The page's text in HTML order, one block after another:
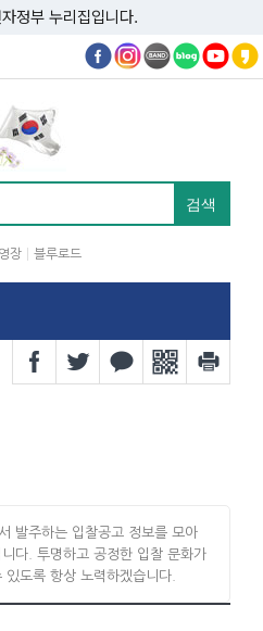
정부 누리집입니다.
장 블루로드
발주하는 입찰공고 정보를 모아
다. 투명하고 공정한 입찰 문화가
있도록 항상 노력하겠습니다.